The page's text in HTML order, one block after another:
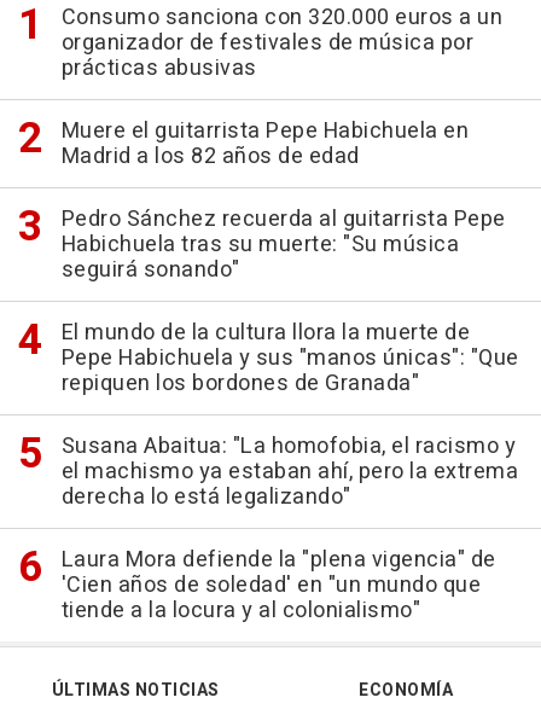
Consumo sanciona con 320.000 euros a un
organizador de festivales de música por
prácticas abusivas
Muere el guitarrista Pepe Habichuela en
Madrid a los 82 años de edad
Pedro Sánchez recuerda al guitarrista Pepe
Habichuela tras su muerte: "Su música
seguirá sonando"
El mundo de la cultura llora la muerte de
Pepe Habichuela y sus "manos únicas": "Que
repiquen los bordones de Granada"
Susana Abaitua: "La homofobia, el racismo y
el machismo ya estaban ahí, pero la extrema
derecha lo está legalizando"
Laura Mora defiende la "plena vigencia" de
'Cien años de soledad' en "un mundo que
tiende a la locura y al colonialismo"
ÚLTIMAS NOTICIAS
ECONOMÍA